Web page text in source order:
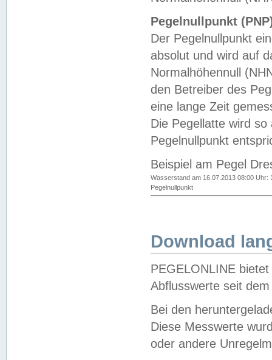
Pegelnullpunkt
Der Pegelnullpunkt
absolut und wird auf
Normalhöhennull
den Betreiber des
eine lange Zeit
Die Pegellatte wird
Pegelnullpunkt
Beispiel am Pegel
Wasserstand am 16.07.2013 08:00 Uhr:
Pegelnullpunkt
Download
PEGELONLINE
Abflusswerte seit
Bei den
Diese Messwerte
oder andere